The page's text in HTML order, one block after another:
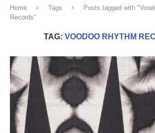
Home Tags
Posts tagged with
Records"
TAG: VOODOO RHYTHM